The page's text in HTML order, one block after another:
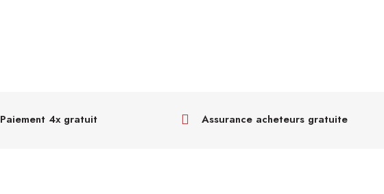
Paiement 4x gratuit Assurance acheteurs gratuite